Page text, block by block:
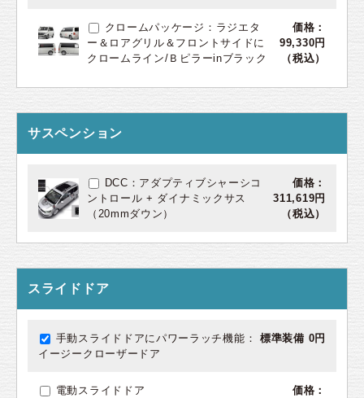
クロームパッケージ：ラジエタ
ー＆ロアグリル＆フロントサイドに
クロームライン/Ｂピラーinブラック
価格：
99,330円
（税込）
サスペンション
DCC：アダプティブシャーシコ
ントロール + ダイナミックサス
（20mmダウン）
価格：
311,619円
（税込）
スライドドア
手動スライドドアにパワーラッチ機能：
イージークローザードア
標準装備 0円
電動スライドドア
価格：